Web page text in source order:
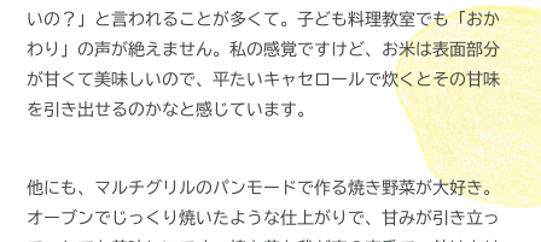
いの？」と言われることが多くて。子ども料理教室でも「おか
わり」の声が絶えません。私の感覚ですけど、お米は表面部分
が甘くて美味しいので、平たいキャセロールで炊くとその甘味
を引き出せるのかなと感じています。
他にも、マルチグリルのパンモードで作る焼き野菜が大好き。
オーブンでじっくり焼いたような仕上がりで、甘みが引き立っ